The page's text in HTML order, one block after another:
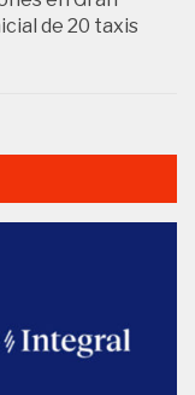
de 20 taxis